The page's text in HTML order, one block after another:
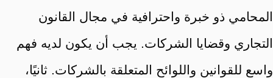
المحامي ذو خبرة واحترافية في مجال القانون
التجاري وقضايا الشركات. يجب أن يكون لديه فهم
واسع للقوانين واللوائح المتعلقة بالشركات. ثانيًا،